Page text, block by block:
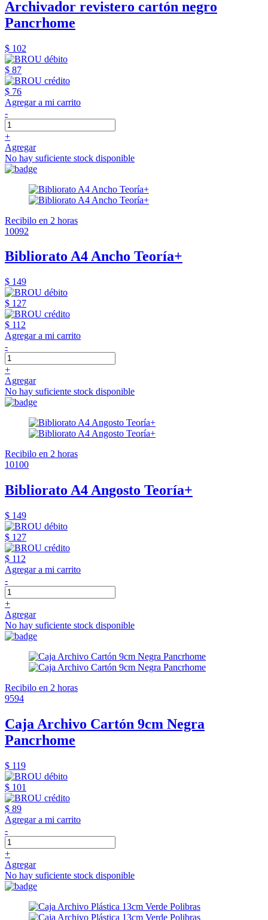
Archivador revistero cartón negro
Pancrhome
$ 102
$ 87
$ 76
Agregar a mi carrito
-
+
Agregar
No hay suficiente stock disponible
Recibilo en 2 horas
10092
Bibliorato A4 Ancho Teoría+
$ 149
$ 127
$ 112
Agregar a mi carrito
-
+
Agregar
No hay suficiente stock disponible
Recibilo en 2 horas
10100
Bibliorato A4 Angosto Teoría+
$ 149
$ 127
$ 112
Agregar a mi carrito
-
+
Agregar
No hay suficiente stock disponible
Recibilo en 2 horas
9594
Caja Archivo Cartón 9cm Negra
Pancrhome
$ 119
$ 101
$ 89
Agregar a mi carrito
-
+
Agregar
No hay suficiente stock disponible